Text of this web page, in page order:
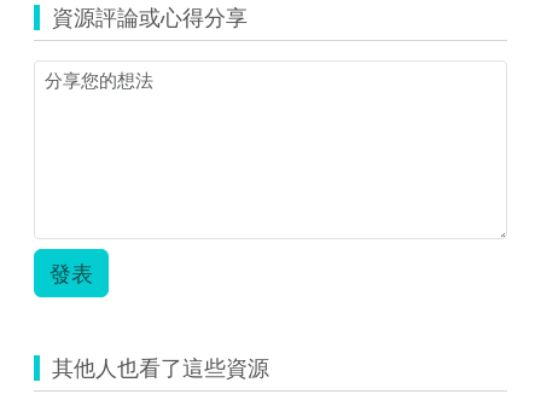
單
元
案
例
資源評論或心得分享
發表
其他人也看了這些資源